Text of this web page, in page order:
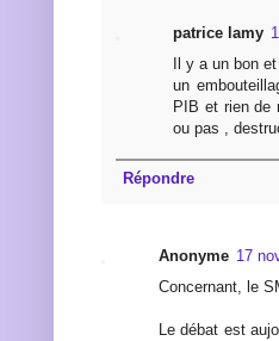
patrice lamy
Il y a un bon
un
PIB et rien de
ou pas ,
Répondre
Anonyme 17
Concernant, le
Le débat est